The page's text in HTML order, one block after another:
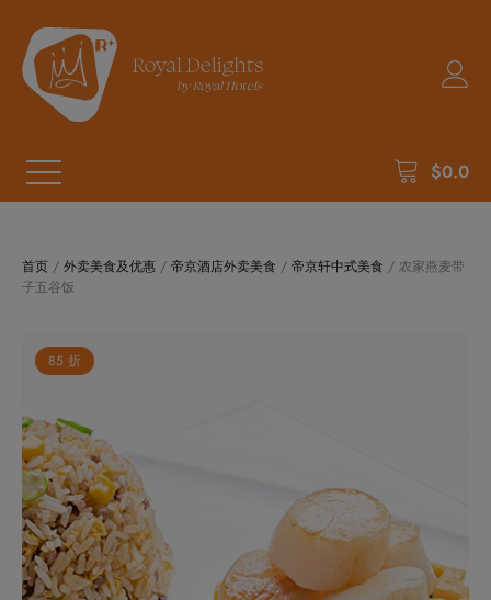
$0.0
首页 / 外卖美食及优惠 / 帝京酒店外卖美食 / 帝京轩中式美食 / 农家燕麦带
子五谷饭
85 折